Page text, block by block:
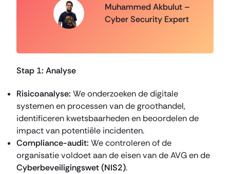
Muhammed Akbulut –
Cyber Security Expert
Stap 1: Analyse
Risicoanalyse: We onderzoeken de digitale
systemen en processen van de groothandel,
identificeren kwetsbaarheden en beoordelen de
impact van potentiële incidenten.
Compliance-audit: We controleren of de
organisatie voldoet aan de eisen van de AVG en de
Cyberbeveiligingswet (NIS2).